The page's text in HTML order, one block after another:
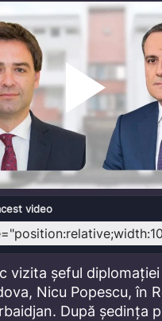
video
vizita șeful
Nicu Popescu, în
După ședința